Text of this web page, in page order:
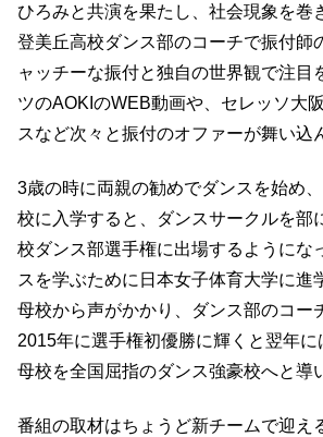
ひろみと共演を果たし、社会現象を巻
登美丘高校ダンス部のコーチで振付師
ャッチーな振付と独自の世界観で注目
ツのAOKIのWEB動画や、セレッソ大
スなど次々と振付のオファーが舞い込
3歳の時に両親の勧めでダンスを始め
校に入学すると、ダンスサークルを部
校ダンス部選手権に出場するようにな
スを学ぶために日本女子体育大学に進
母校から声がかかり、ダンス部のコー
2015年に選手権初優勝に輝くと翌年に
母校を全国屈指のダンス強豪校へと導
番組の取材はちょうど新チームで迎え